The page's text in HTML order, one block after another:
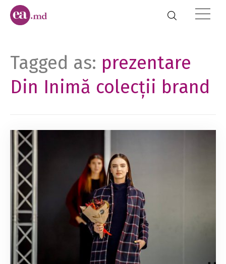
Tagged as: prezentare
Din Inimă colecții brand